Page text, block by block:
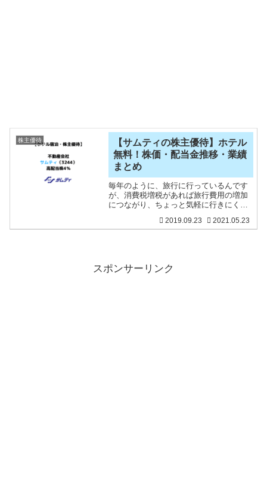
株主優待
【サムティの株主優待】ホテル
無料！株価・配当金推移・業績
まとめ
毎年のように、旅行に行っているんです
が、消費税増税があれば旅行費用の増加
につながり、ちょっと気軽に行きにくく
ふるさと納税などを利用して、旅行をし
2019.09.23 2021.05.23
スポンサーリンク